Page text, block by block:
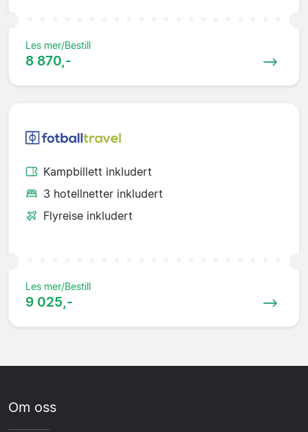
Les mer/Bestill
8 870,-
Kampbillett inkludert
3 hotellnetter inkludert
Flyreise inkludert
Les mer/Bestill
9 025,-
Om oss